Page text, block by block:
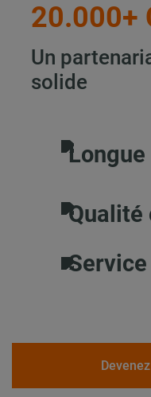
20.000+
Un
solide
Qualité